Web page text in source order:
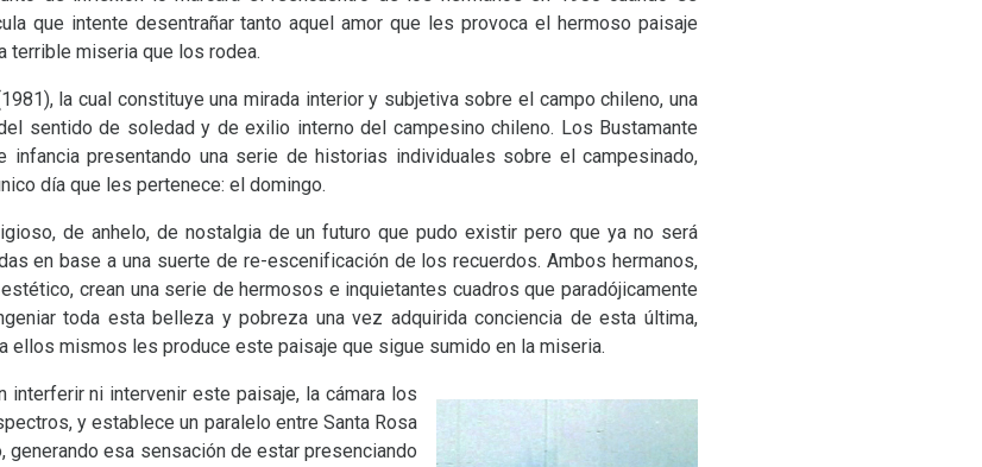
que intente desentrañar tanto aquel amor que les provoca el hermoso paisaje
terrible miseria que los rodea.
la cual constituye una mirada interior y subjetiva sobre el campo chileno, una
sentido de soledad y de exilio interno del campesino chileno. Los Bustamante
presentando una serie de historias individuales sobre el campesinado,
día que les pertenece: el domingo.
de anhelo, de nostalgia de un futuro que pudo existir pero que ya no será
en base a una suerte de re-escenificación de los recuerdos. Ambos hermanos,
crean una serie de hermosos e inquietantes cuadros que paradójicamente
toda esta belleza y pobreza una vez adquirida conciencia de esta última,
ellos mismos les produce este paisaje que sigue sumido en la miseria.
interferir ni intervenir este paisaje, la cámara los
y establece un paralelo entre Santa Rosa
generando esa sensación de estar presenciando